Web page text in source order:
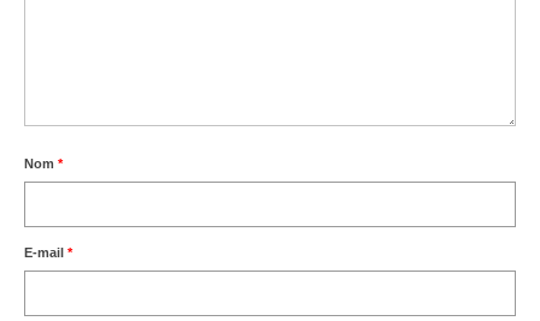
ASTRONOMIE
CONTACT
Nom *
E-mail *